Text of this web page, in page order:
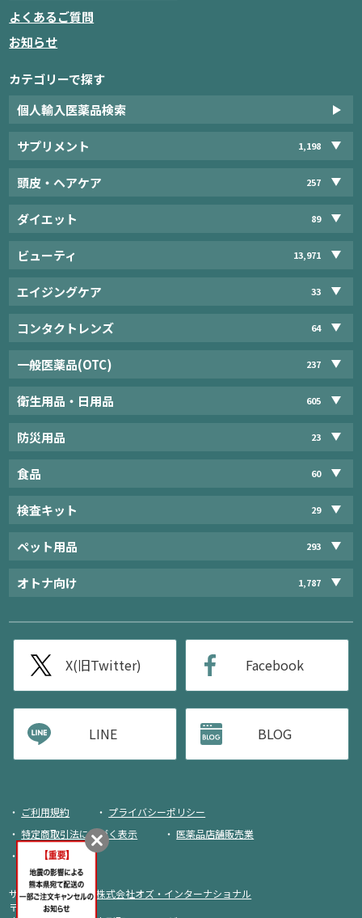
よくあるご質問
お知らせ
カテゴリーで探す
個人輸入医薬品検索
サプリメント 1,198
頭皮・ヘアケア 257
ダイエット 89
ビューティ 13,971
エイジングケア 33
コンタクトレンズ 64
一般医薬品(OTC) 237
衛生用品・日用品 605
防災用品 23
食品 60
検査キット 29
ペット用品 293
オトナ向け 1,787
X(旧Twitter) Facebook
LINE BLOG
ご利用規約
プライバシーポリシー
特定商取引法に基づく表示
医薬品店舗販売業
荷物追跡
サイト運営・企画： 株式会社オズ・インターナショナル
〒103-0013